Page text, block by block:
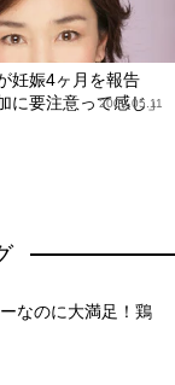
妊娠4ヶ月を報告
に要注意って感じ」
2009.05.11
なのに大満足！鶏